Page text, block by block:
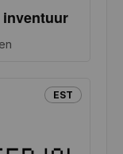
EST